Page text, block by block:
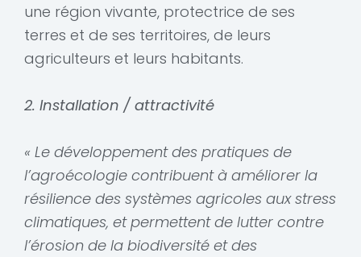
une région vivante, protectrice de ses
terres et de ses territoires, de leurs
agriculteurs et leurs habitants.
2. Installation / attractivité
« Le développement des pratiques de
l’agroécologie contribuent à améliorer la
résilience des systèmes agricoles aux stress
climatiques, et permettent de lutter contre
l’érosion de la biodiversité et des